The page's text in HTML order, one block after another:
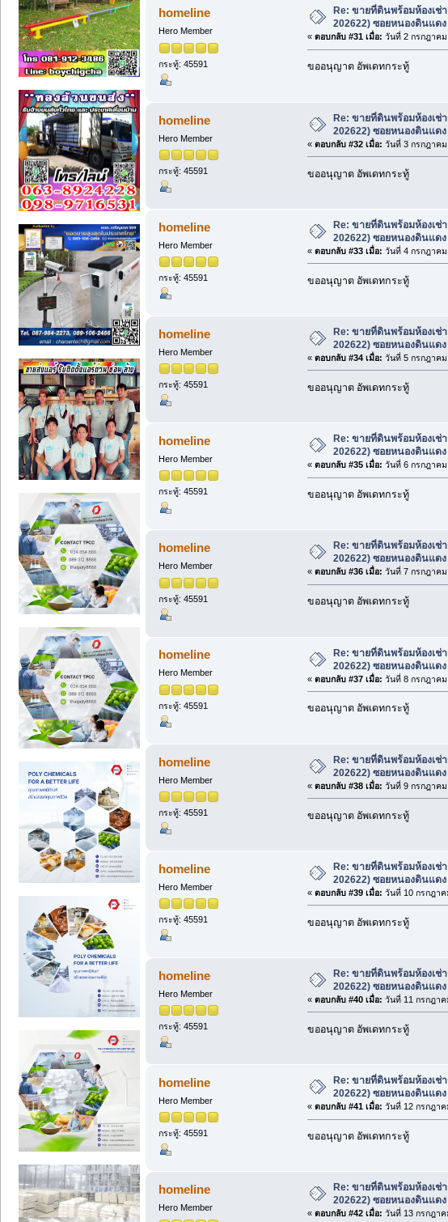
homeline
Hero Member
กระทู้: 45591
Re: ขายที่ดินพร้อมห้องเช่
202622) ซอยหนองดินแดง
« ตอบกลับ #31 เมื่อ: วันที่ 2 กรกฎาคม
ขออนุญาต อัพเดทกระทู้
homeline
Hero Member
กระทู้: 45591
Re: ขายที่ดินพร้อมห้องเช่
202622) ซอยหนองดินแดง
« ตอบกลับ #32 เมื่อ: วันที่ 3 กรกฎาคม
ขออนุญาต อัพเดทกระทู้
homeline
Hero Member
กระทู้: 45591
Re: ขายที่ดินพร้อมห้องเช่
202622) ซอยหนองดินแดง
« ตอบกลับ #33 เมื่อ: วันที่ 4 กรกฎาคม
ขออนุญาต อัพเดทกระทู้
homeline
Hero Member
กระทู้: 45591
Re: ขายที่ดินพร้อมห้องเช่
202622) ซอยหนองดินแดง
« ตอบกลับ #34 เมื่อ: วันที่ 5 กรกฎาคม
ขออนุญาต อัพเดทกระทู้
homeline
Hero Member
กระทู้: 45591
Re: ขายที่ดินพร้อมห้องเช่
202622) ซอยหนองดินแดง
« ตอบกลับ #35 เมื่อ: วันที่ 6 กรกฎาคม
ขออนุญาต อัพเดทกระทู้
homeline
Hero Member
กระทู้: 45591
Re: ขายที่ดินพร้อมห้องเช่
202622) ซอยหนองดินแดง
« ตอบกลับ #36 เมื่อ: วันที่ 7 กรกฎาคม
ขออนุญาต อัพเดทกระทู้
homeline
Hero Member
กระทู้: 45591
Re: ขายที่ดินพร้อมห้องเช่
202622) ซอยหนองดินแดง
« ตอบกลับ #37 เมื่อ: วันที่ 8 กรกฎาคม
ขออนุญาต อัพเดทกระทู้
homeline
Hero Member
กระทู้: 45591
Re: ขายที่ดินพร้อมห้องเช่
202622) ซอยหนองดินแดง
« ตอบกลับ #38 เมื่อ: วันที่ 9 กรกฎาคม
ขออนุญาต อัพเดทกระทู้
homeline
Hero Member
กระทู้: 45591
Re: ขายที่ดินพร้อมห้องเช่
202622) ซอยหนองดินแดง
« ตอบกลับ #39 เมื่อ: วันที่ 10 กรกฎาค
ขออนุญาต อัพเดทกระทู้
homeline
Hero Member
กระทู้: 45591
Re: ขายที่ดินพร้อมห้องเช่
202622) ซอยหนองดินแดง
« ตอบกลับ #40 เมื่อ: วันที่ 11 กรกฎาค
ขออนุญาต อัพเดทกระทู้
homeline
Hero Member
กระทู้: 45591
Re: ขายที่ดินพร้อมห้องเช่
202622) ซอยหนองดินแดง
« ตอบกลับ #41 เมื่อ: วันที่ 12 กรกฎาค
ขออนุญาต อัพเดทกระทู้
homeline
Hero Member
Re: ขายที่ดินพร้อมห้องเช่
202622) ซอยหนองดินแดง
« ตอบกลับ #42 เมื่อ: วันที่ 13 กรกฎาค